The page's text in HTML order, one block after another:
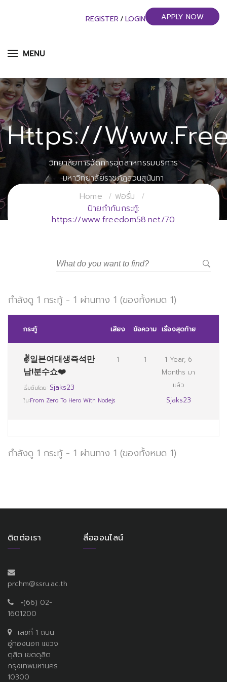
MENU
REGISTER / LOGIN APPLY NOW
Https://
วิทยาลัยการจัดการอุตสาหกรรมบริการ
มหาวิทยาลัยราชภัฏสวนสุนันทา
Home
ฟอรั่ม
ป้ายกำกับกระทู้:
https://www.freedom58.net/70
กำลังดู 1 กระทู้ - 1 ผ่านทาง 1 (ของทั้งหมด 1)
กระทู้ เสียง ข้อความ เรื่องสุดท้าย
✌일본여대생즉석만
남!분수쇼❤️
เริ่มต้นโดย: Sjaks23
ใน:From Zero To Hero With Nodejs
1 1
1 Year, 6
Months มา
แล้ว
Sjaks23
กำลังดู 1 กระทู้ - 1 ผ่านทาง 1 (ของทั้งหมด 1)
ติดต่อเรา
prchm@ssru.ac.th
+(66) 02-
1601200
เลขที่ 1 ถนน
อู่ทองนอก แขวง
ดุสิต เขตดุสิต
กรุงเทพมหานคร
10300
สื่อออนไลน์